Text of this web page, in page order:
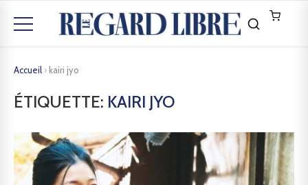
Accueil › kairi jyo
ÉTIQUETTE: KAIRI JYO